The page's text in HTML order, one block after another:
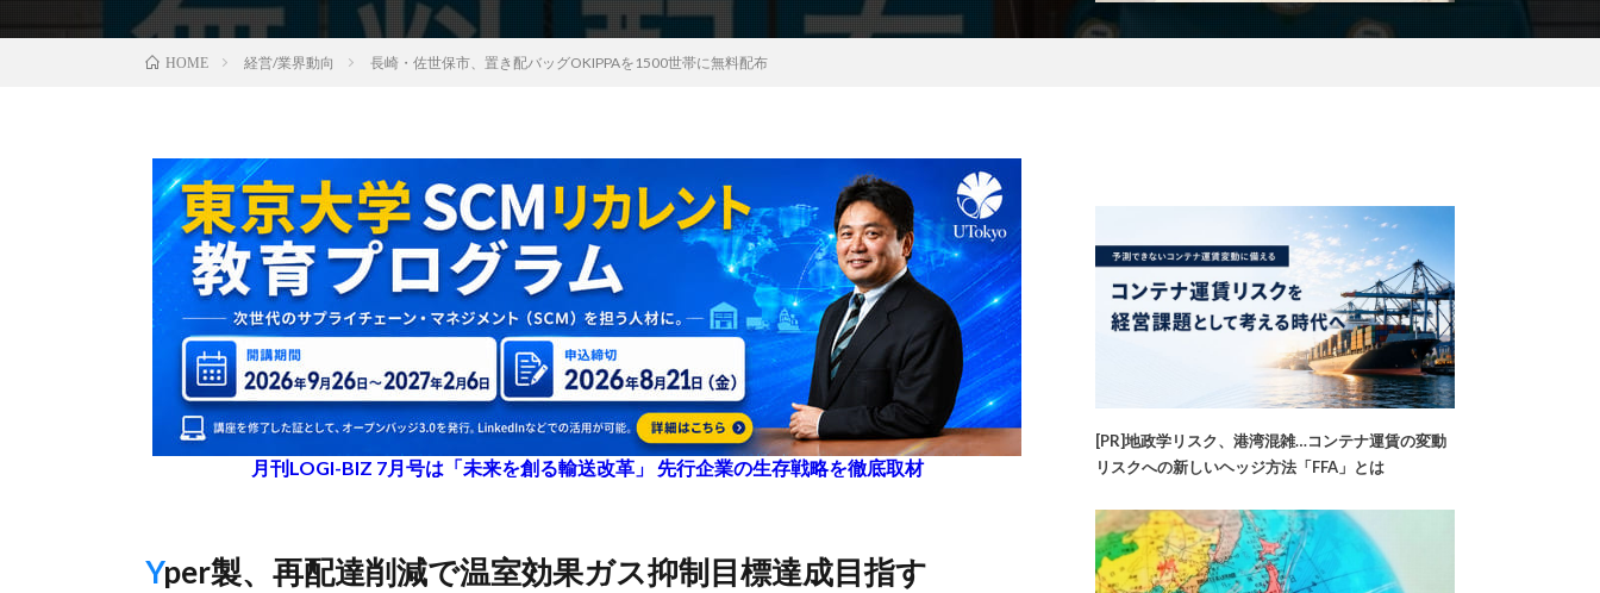
HOME 経営/業界動向 長崎・佐世保市、置き配バッグOKIPPAを1500世帯に無料配布
月刊LOGI-BIZ 7月号は「未来を創る輸送改革」 先行企業の生存戦略を徹底取材
Yper製、再配達削減で温室効果ガス抑制目標達成目指す
[PR]地政学リスク、港湾混雑…コンテナ運賃の変動
リスクへの新しいヘッジ方法「FFA」とは